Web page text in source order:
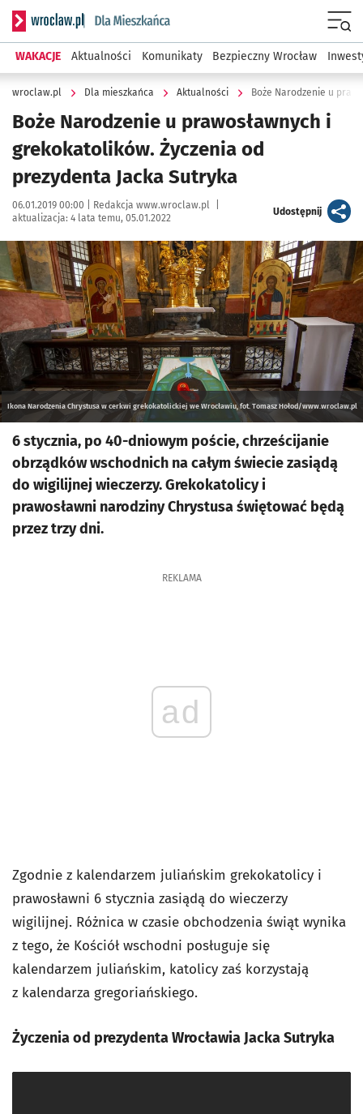
Serwis informacyjny wroclaw.pl podserwis: Dla mieszkańca
WAKACJE Aktualności Komunikaty Bezpieczny Wrocław
wroclaw.pl Dla mieszkańca Aktualności
Boże Narodzenie u prawosławnych i
grekokatolików. Życzenia od
prezydenta Jacka Sutryka
Data publikacji:
06.01.2019 00:00 | Autor:
Redakcja www.wroclaw.pl
aktualizacja: 4 lata temu, 05.01.2022
Udostępnijartykuł
Kliknij, aby powiększyć
Ikona Narodzenia Chrystusa w cerkwi grekokatolickiej we Wrocławiu, fot. Tomasz Hołod/www.wroclaw.pl
6 stycznia, po 40-dniowym poście, chrześcijanie
obrządków wschodnich na całym świecie zasiądą
do wigilijnej wieczerzy. Grekokatolicy i
prawosławni narodziny Chrystusa świętować będą
przez trzy dni.
REKLAMA
ad
Zgodnie z kalendarzem juliańskim grekokatolicy i
prawosławni 6 stycznia zasiądą do wieczerzy
wigilijnej. Różnica w czasie obchodzenia świąt wynika
z tego, że Kościół wschodni posługuje się
kalendarzem juliańskim, katolicy zaś korzystają
z kalendarza gregoriańskiego.
Życzenia od prezydenta Wrocławia Jacka Sutryka